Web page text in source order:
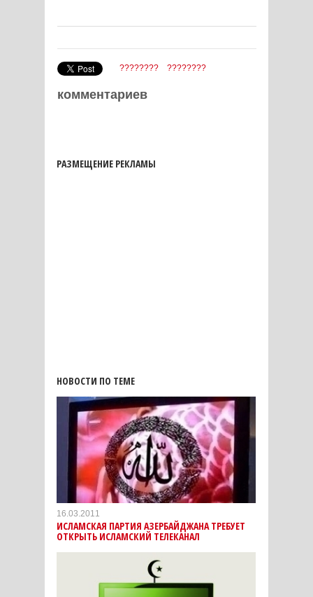
???????? ????????
комментариев
РАЗМЕЩЕНИЕ РЕКЛАМЫ
НОВОСТИ ПО ТЕМЕ
16.03.2011
ИСЛАМСКАЯ ПАРТИЯ АЗЕРБАЙДЖАНА ТРЕБУЕТ
ОТКРЫТЬ ИСЛАМСКИЙ ТЕЛЕКАНАЛ